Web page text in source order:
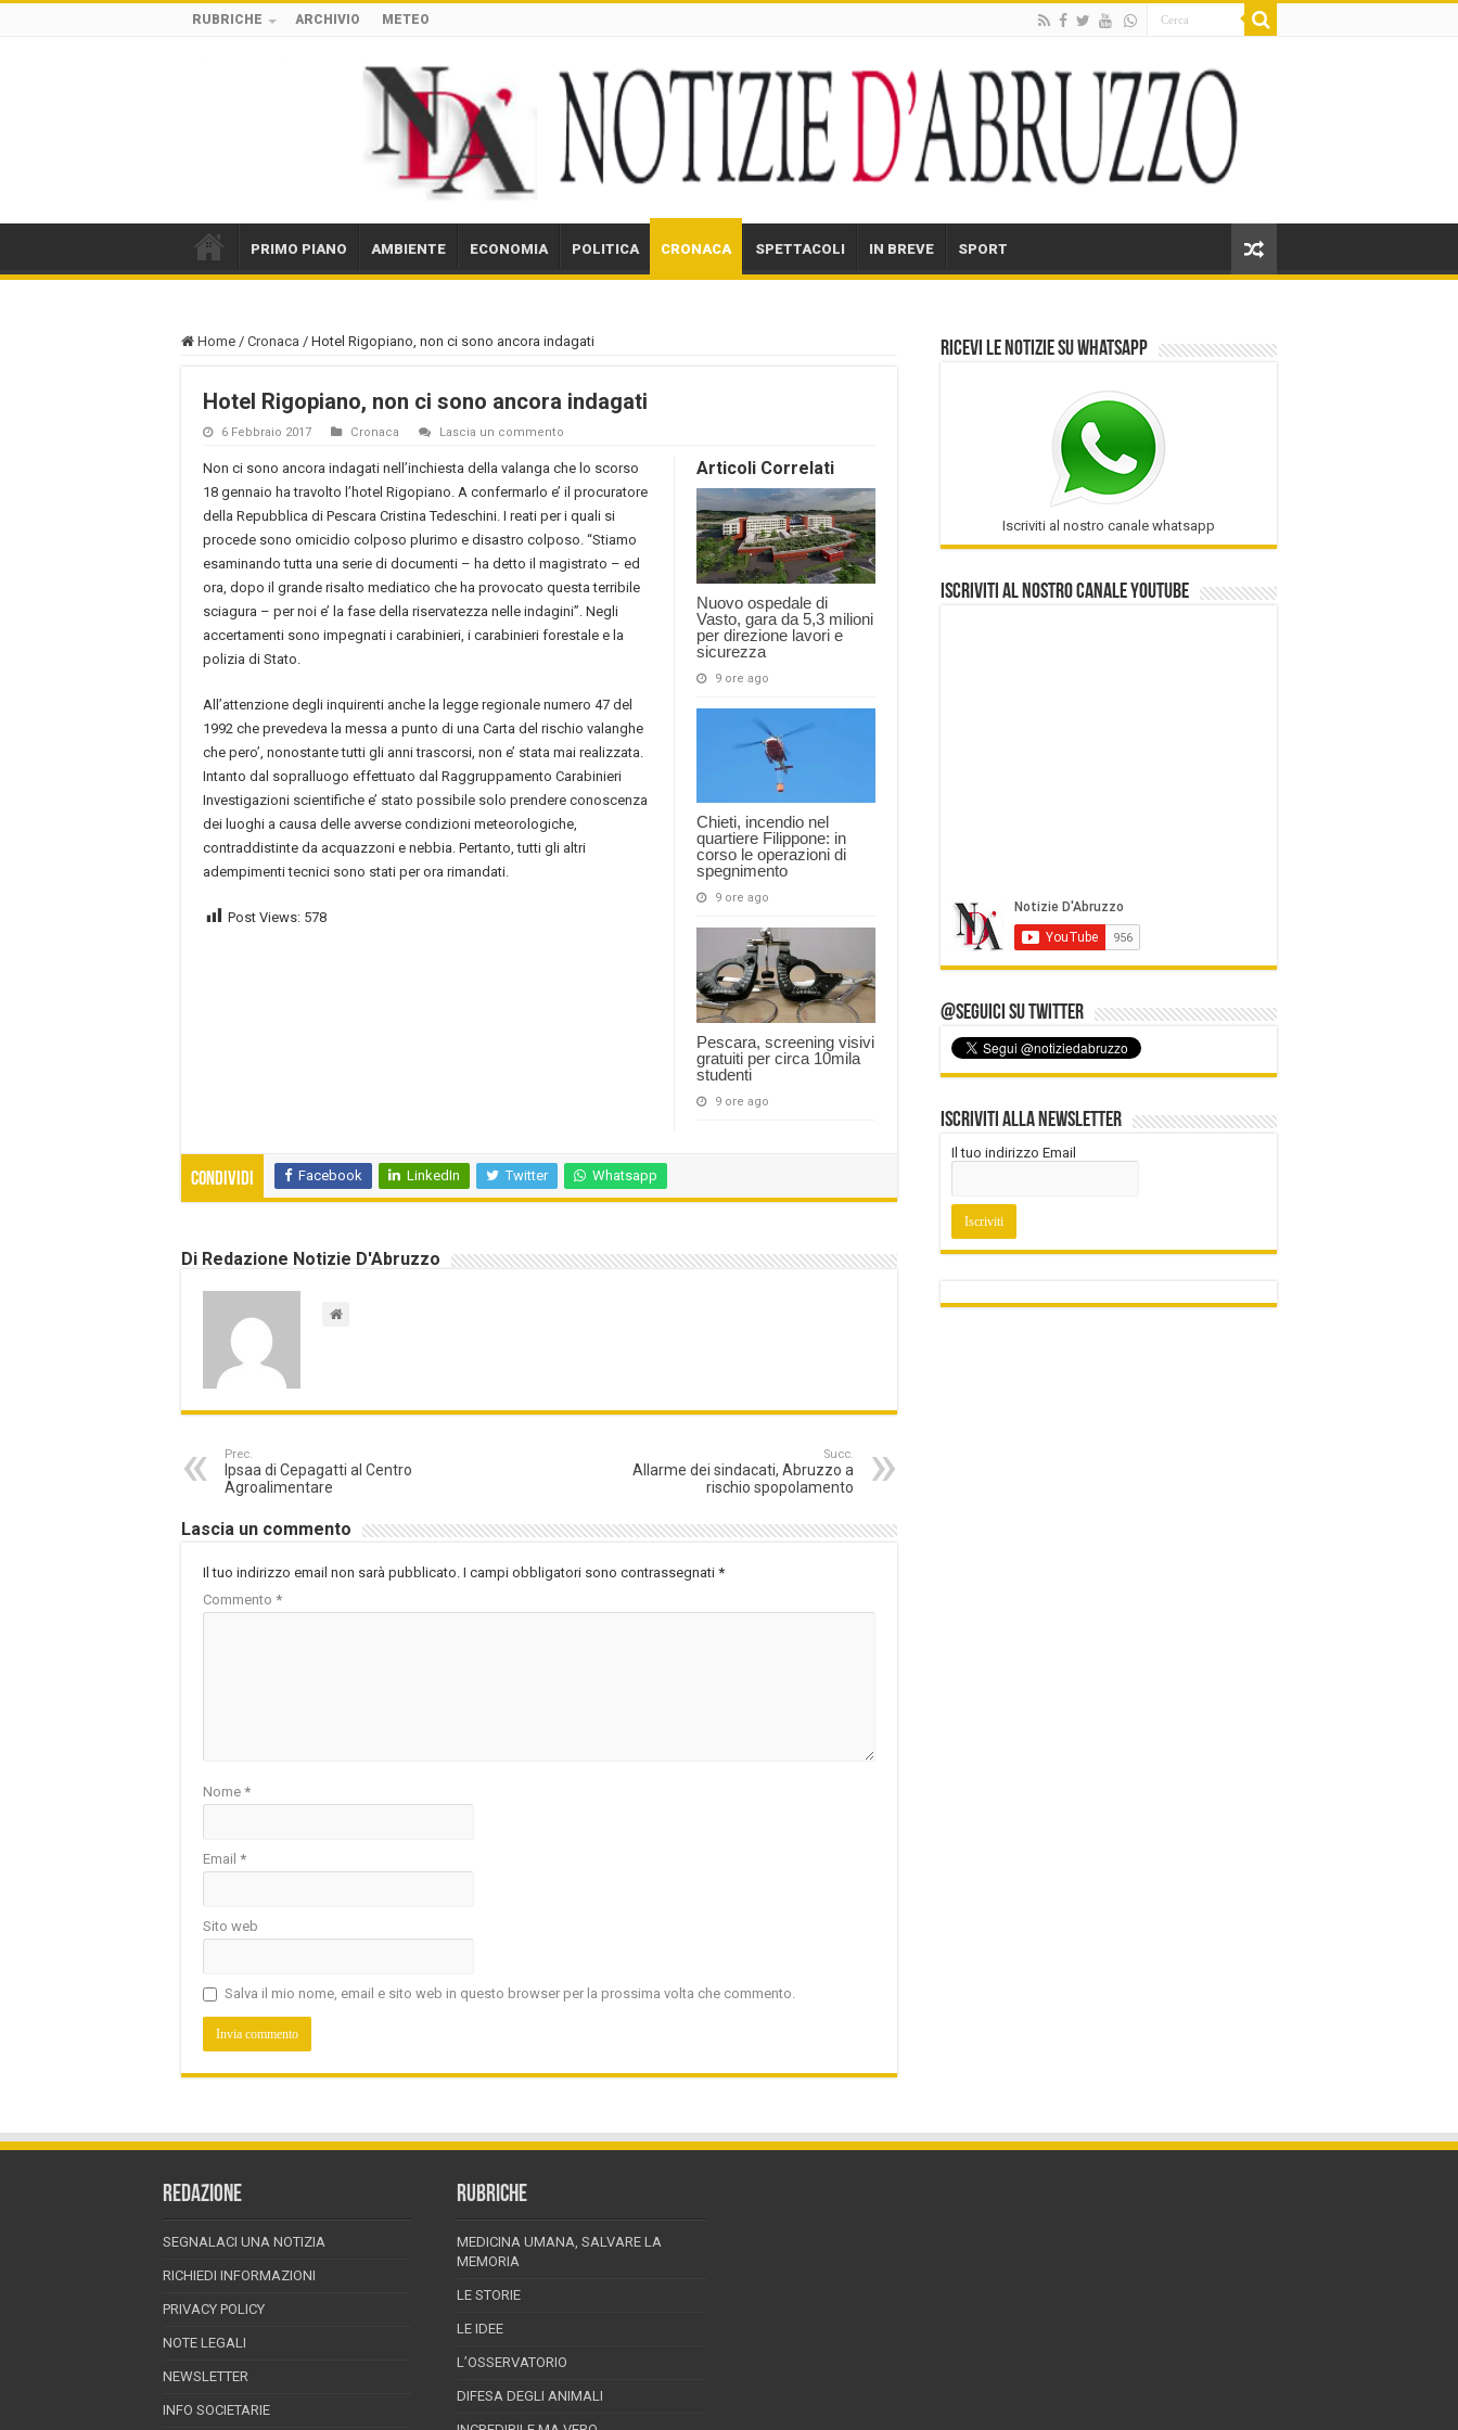
RUBRICHE ARCHIVIO METEO
PRIMO PIANO AMBIENTE ECONOMIA POLITICA CRONACA SPETTACOLI IN BREVE SPORT
Home / Cronaca / Hotel Rigopiano, non ci sono ancora indagati
Hotel Rigopiano, non ci sono ancora indagati
6 Febbraio 2017 Cronaca Lascia un commento
Articoli Correlati
Nuovo ospedale di
Vasto, gara da 5,3 milioni
per direzione lavori e
sicurezza
9 ore ago
Chieti, incendio nel
quartiere Filippone: in
corso le operazioni di
spegnimento
9 ore ago
Pescara, screening visivi
gratuiti per circa 10mila
studenti
9 ore ago
Non ci sono ancora indagati nell’inchiesta della valanga che lo scorso
18 gennaio ha travolto l’hotel Rigopiano. A confermarlo e’ il procuratore
della Repubblica di Pescara Cristina Tedeschini. I reati per i quali si
procede sono omicidio colposo plurimo e disastro colposo. “Stiamo
esaminando tutta una serie di documenti – ha detto il magistrato – ed
ora, dopo il grande risalto mediatico che ha provocato questa terribile
sciagura – per noi e’ la fase della riservatezza nelle indagini”. Negli
accertamenti sono impegnati i carabinieri, i carabinieri forestale e la
polizia di Stato.
All’attenzione degli inquirenti anche la legge regionale numero 47 del
1992 che prevedeva la messa a punto di una Carta del rischio valanghe
che pero’, nonostante tutti gli anni trascorsi, non e’ stata mai realizzata.
Intanto dal sopralluogo effettuato dal Raggruppamento Carabinieri
Investigazioni scientifiche e’ stato possibile solo prendere conoscenza
dei luoghi a causa delle avverse condizioni meteorologiche,
contraddistinte da acquazzoni e nebbia. Pertanto, tutti gli altri
adempimenti tecnici sono stati per ora rimandati.
Post Views: 578
Condividi Facebook LinkedIn Twitter Whatsapp
Di Redazione Notizie D'Abruzzo
Prec.
Ipsaa di Cepagatti al Centro
Agroalimentare
Succ.
Allarme dei sindacati, Abruzzo a
rischio spopolamento
Lascia un commento
Il tuo indirizzo email non sarà pubblicato. I campi obbligatori sono contrassegnati *
Commento *
Nome *
Email *
Sito web
Salva il mio nome, email e sito web in questo browser per la prossima volta che commento.
Ricevi le notizie su Whatsapp
Iscriviti al nostro canale whatsapp
Iscriviti al nostro Canale Youtube
@Seguici su Twitter
Iscriviti alla Newsletter
Il tuo indirizzo Email
REDAZIONE
SEGNALACI UNA NOTIZIA
RICHIEDI INFORMAZIONI
PRIVACY POLICY
NOTE LEGALI
NEWSLETTER
INFO SOCIETARIE
RUBRICHE
MEDICINA UMANA, SALVARE LA
MEMORIA
LE STORIE
LE IDEE
L’OSSERVATORIO
DIFESA DEGLI ANIMALI